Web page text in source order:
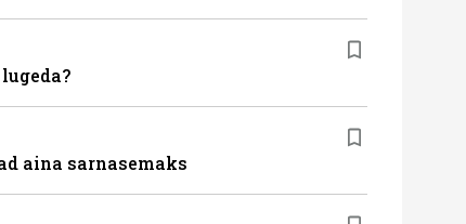
aina sarnasemaks